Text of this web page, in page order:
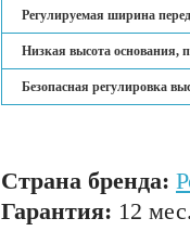
Регулируемая ширина
Низкая высота основания,
Безопасная регулировка
Страна бренда:
Гарантия: 12